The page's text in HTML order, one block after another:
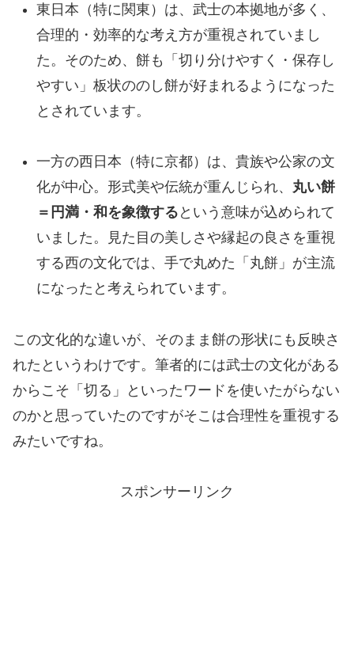
東日本（特に関東）は、武士の本拠地が多く、
合理的・効率的な考え方が重視されていまし
た。そのため、餅も「切り分けやすく・保存し
やすい」板状ののし餅が好まれるようになった
とされています。
一方の西日本（特に京都）は、貴族や公家の文
化が中心。形式美や伝統が重んじられ、 丸い餅
＝円満・和を象徴する という意味が込められて
いました。見た目の美しさや縁起の良さを重視
する西の文化では、手で丸めた「丸餅」が主流
になったと考えられています。
この文化的な違いが、そのまま餅の形状にも反映さ
れたというわけです。筆者的には武士の文化がある
からこそ「切る」といったワードを使いたがらない
のかと思っていたのですがそこは合理性を重視する
みたいですね。
スポンサーリンク